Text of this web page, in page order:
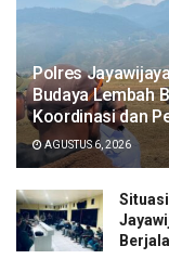
Polres
Budaya Lembah
Koordinasi dan
AGUSTUS 6, 2026